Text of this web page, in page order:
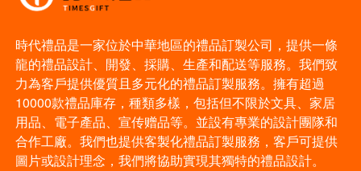
時代禮品是一家位於中華地區的禮品訂製公司，提供一條
龍的禮品設計、開發、採購、生產和配送等服務。我們致
力為客戶提供優質且多元化的禮品訂製服務。擁有超過
10000款禮品庫存，種類多樣，包括但不限於文具、家居
用品、電子產品、宣传赠品等。並設有專業的設計團隊和
合作工廠。我們也提供客製化禮品訂製服務，客戶可提供
圖片或設計理念，我們將協助實現其獨特的禮品設計。